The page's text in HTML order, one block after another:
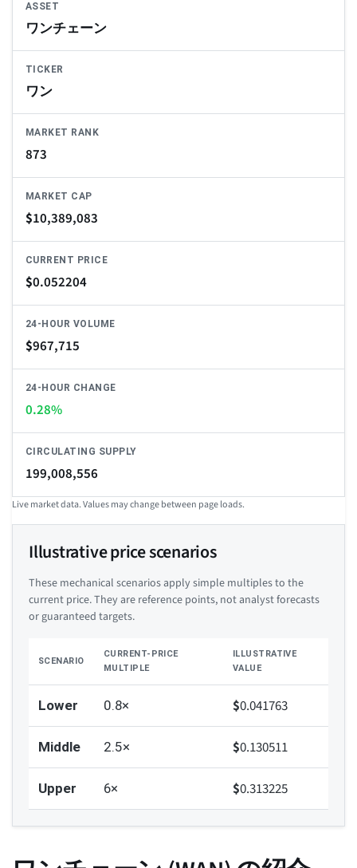
ASSET
ワンチェーン
TICKER
ワン
MARKET RANK
873
MARKET CAP
$10,389,083
CURRENT PRICE
$0.052204
24-HOUR VOLUME
$967,715
24-HOUR CHANGE
0.28%
CIRCULATING SUPPLY
199,008,556
Live market data. Values may change between page loads.
Illustrative price scenarios
These mechanical scenarios apply simple multiples to the
current price. They are reference points, not analyst forecasts
or guaranteed targets.
SCENARIO
CURRENT-PRICE
MULTIPLE
ILLUSTRATIVE
VALUE
Lower 0.8× $0.041763
Middle 2.5× $0.130511
Upper 6× $0.313225